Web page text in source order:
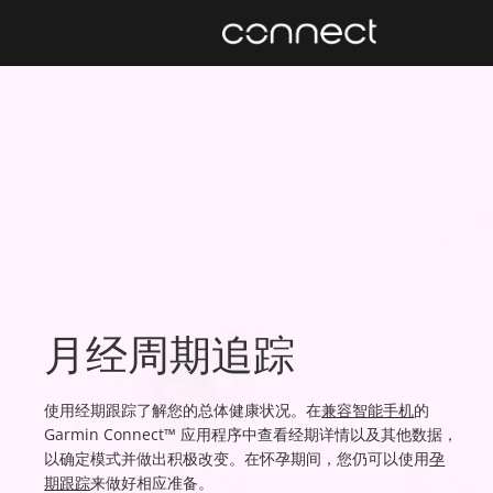
月经周期追踪
使用经期跟踪了解您的总体健康状况。在兼容智能手机的
Garmin Connect™ 应用程序中查看经期详情以及其他数据，
以确定模式并做出积极改变。在怀孕期间，您仍可以使用孕
期跟踪来做好相应准备。